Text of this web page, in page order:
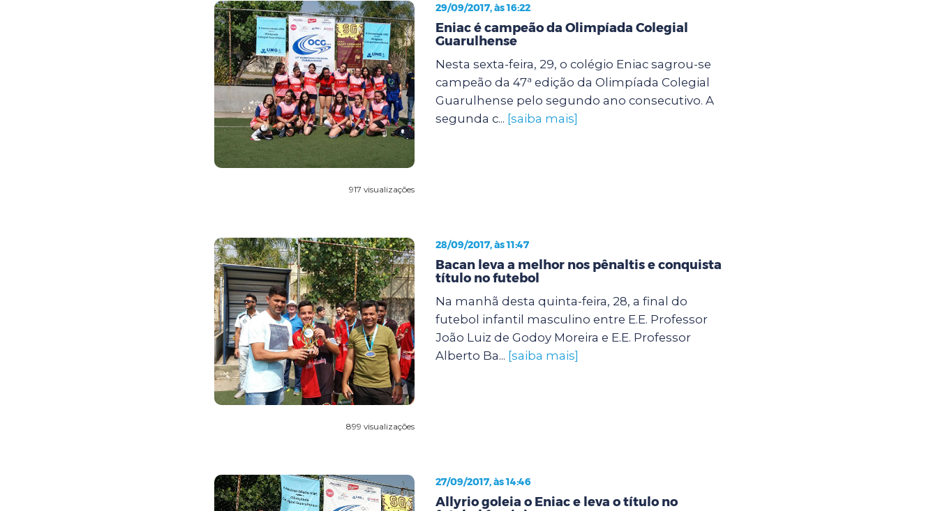
917 visualizações
29/09/2017, às 16:22
Eniac é campeão da Olimpíada Colegial
Guarulhense
Nesta sexta-feira, 29, o colégio Eniac sagrou-se
campeão da 47ª edição da Olimpíada Colegial
Guarulhense pelo segundo ano consecutivo. A
segunda c... [saiba mais]
899 visualizações
28/09/2017, às 11:47
Bacan leva a melhor nos pênaltis e conquista
título no futebol
Na manhã desta quinta-feira, 28, a final do
futebol infantil masculino entre E.E. Professor
João Luiz de Godoy Moreira e E.E. Professor
Alberto Ba... [saiba mais]
27/09/2017, às 14:46
Allyrio goleia o Eniac e leva o título no